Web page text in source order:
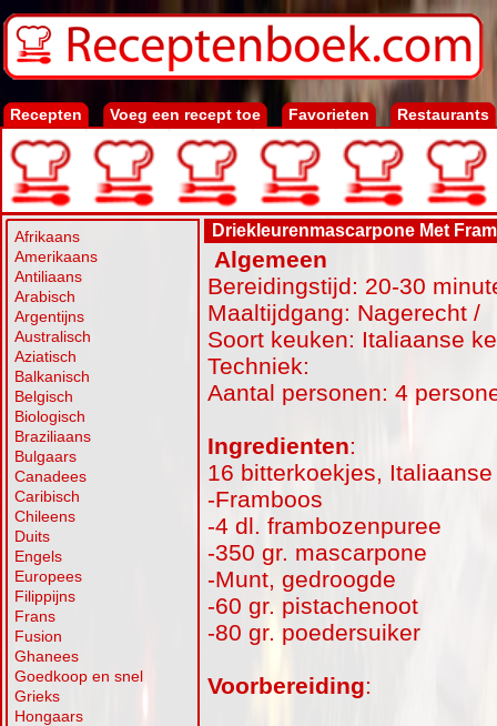
Recepten Voeg een recept toe Favorieten Restaurants
Afrikaans
Amerikaans
Antiliaans
Arabisch
Argentijns
Australisch
Aziatisch
Balkanisch
Belgisch
Biologisch
Braziliaans
Bulgaars
Canadees
Caribisch
Chileens
Duits
Engels
Europees
Filippijns
Frans
Fusion
Ghanees
Goedkoop en snel
Grieks
Hongaars
Driekleurenmascarpone Met
Algemeen
Bereidingstijd: 20-30
Maaltijdgang: Nagerecht /
Soort keuken: Italiaanse
Techniek:
Aantal personen: 4
Ingredienten:
16 bitterkoekjes, Italiaanse
-Framboos
-4 dl. frambozenpuree
-350 gr. mascarpone
-Munt, gedroogde
-60 gr. pistachenoot
-80 gr. poedersuiker
Voorbereiding: